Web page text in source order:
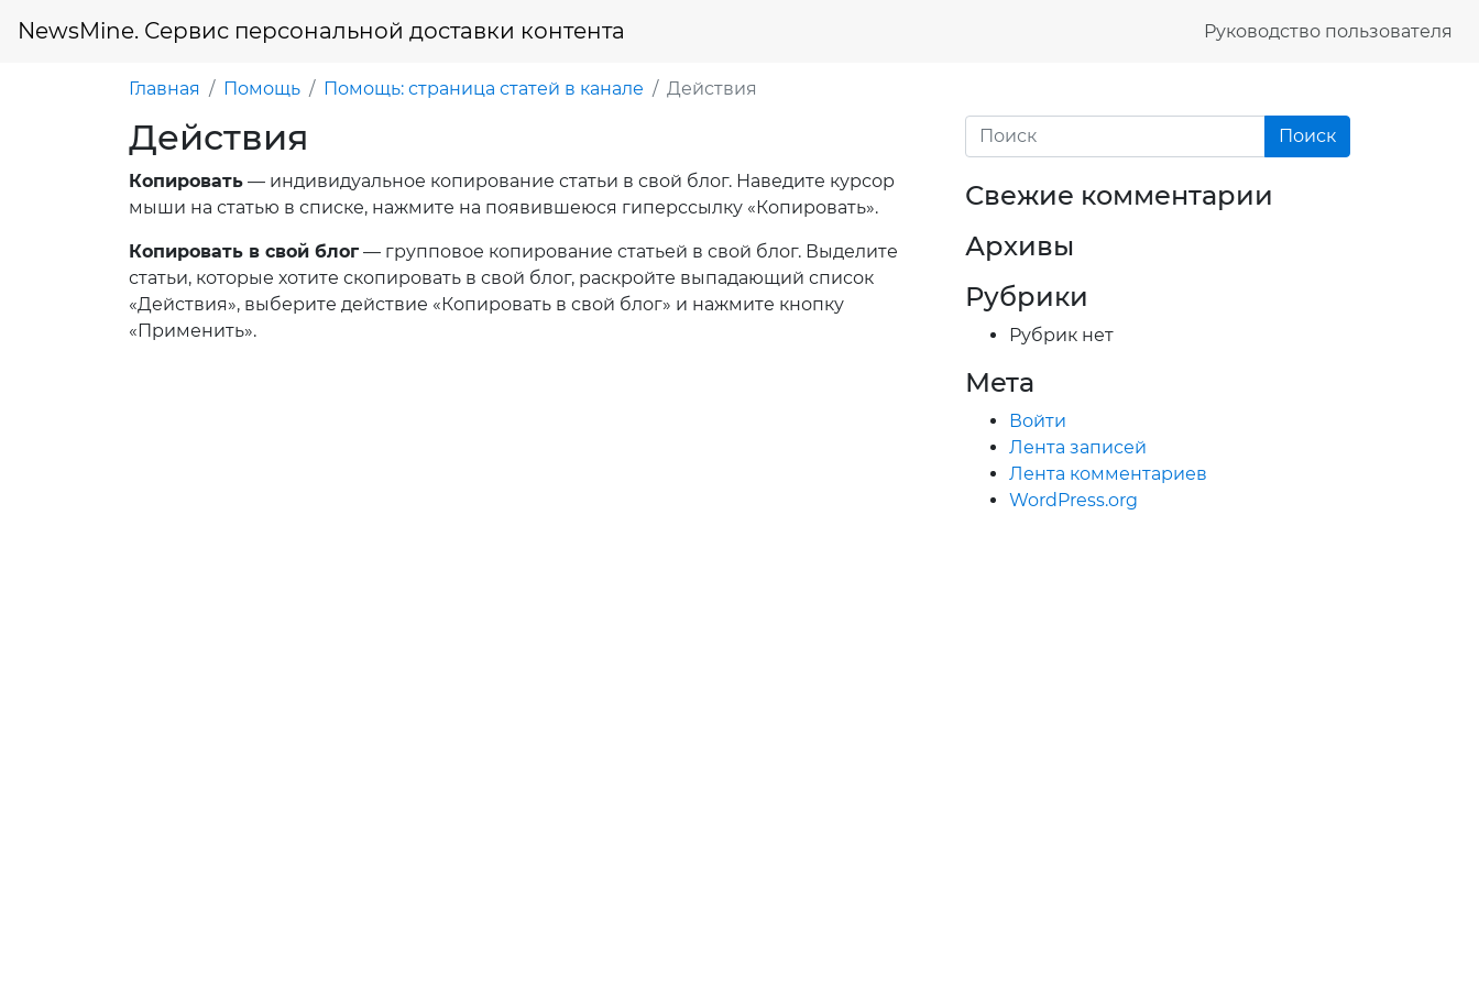
NewsMine. Сервис персональной доставки контента Руководство пользователя
Главная Помощь Помощь: страница статей в канале Действия
Действия
Копировать — индивидуальное копирование статьи в свой блог. Наведите курсор
мыши на статью в списке, нажмите на появившеюся гиперссылку «Копировать».
Копировать в свой блог — групповое копирование статьей в свой блог. Выделите
статьи, которые хотите скопировать в свой блог, раскройте выпадающий список
«Действия», выберите действие «Копировать в свой блог» и нажмите кнопку
«Применить».
Свежие комментарии
Архивы
Рубрики
Рубрик нет
Мета
Войти
Лента записей
Лента комментариев
WordPress.org